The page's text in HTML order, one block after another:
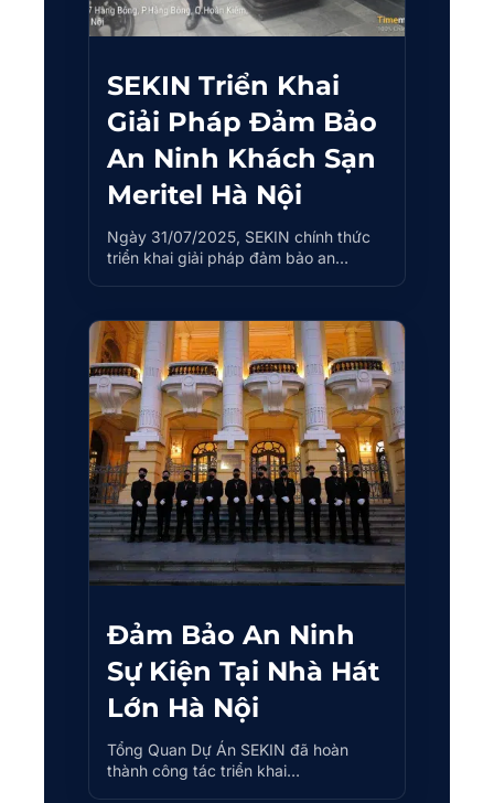
SEKIN Triển Khai
Giải Pháp Đảm Bảo
An Ninh Khách Sạn
Meritel Hà Nội
Ngày 31/07/2025, SEKIN chính thức
triển khai giải pháp đảm bảo an…
Đảm Bảo An Ninh
Sự Kiện Tại Nhà Hát
Lớn Hà Nội
Tổng Quan Dự Án SEKIN đã hoàn
thành công tác triển khai…